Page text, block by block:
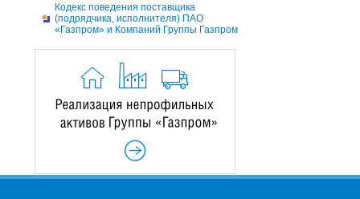
Кодекс поведения поставщика
(подрядчика, исполнителя) ПАО
«Газпром» и Компаний Группы Газпром